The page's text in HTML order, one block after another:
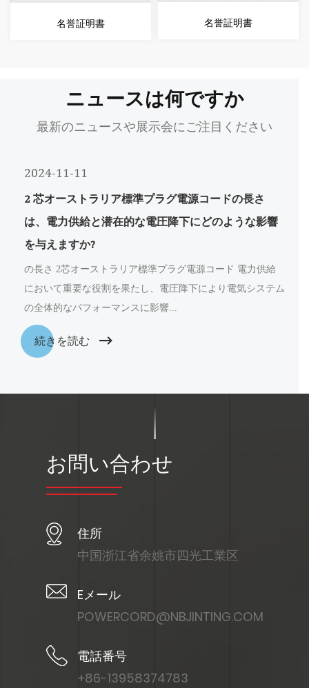
名誉証明書 名誉証明書
ニュースは何ですか
最新のニュースや展示会にご注目ください
2024-11-11
2 芯オーストラリア標準プラグ電源コードの長さ
は、電力供給と潜在的な電圧降下にどのような影響
を与えますか?
の長さ 2芯オーストラリア標準プラグ電源コード 電力供給
において重要な役割を果たし、電圧降下により電気システム
の全体的なパフォーマンスに影響...
続きを読む
お問い合わせ
住所
中国浙江省余姚市四光工業区
Eメール
POWERCORD@NBJINTING.COM
電話番号
+86-13958374783